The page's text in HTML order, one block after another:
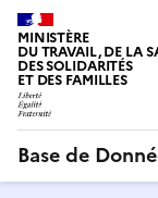
MINISTÈRE
DU TRAVAIL, DE LA
DES SOLIDARITÉS
ET DES FAMILLES
Base de